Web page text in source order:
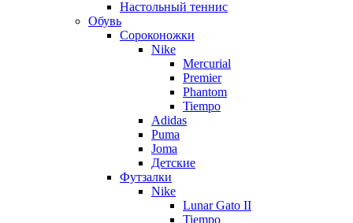
Настольный теннис
Обувь
Сороконожки
Nike
Mercurial
Premier
Phantom
Tiempo
Adidas
Puma
Joma
Детские
Футзалки
Nike
Lunar Gato II
Tiempo